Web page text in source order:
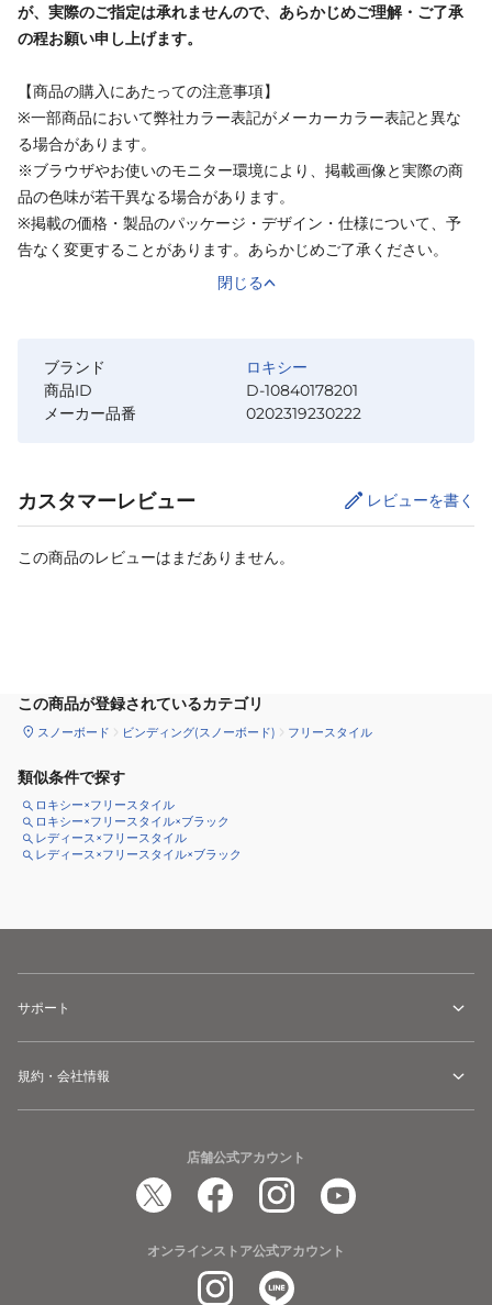
が、実際のご指定は承れませんので、あらかじめご理解・ご了承
の程お願い申し上げます。
【商品の購入にあたっての注意事項】
※一部商品において弊社カラー表記がメーカーカラー表記と異な
る場合があります。
※ブラウザやお使いのモニター環境により、掲載画像と実際の商
品の色味が若干異なる場合があります。
※掲載の価格・製品のパッケージ・デザイン・仕様について、予
告なく変更することがあります。あらかじめご了承ください。
閉じる
ブランド
ロキシー
商品ID
D-10840178201
メーカー品番
0202319230222
カスタマーレビュー レビューを書く
この商品のレビューはまだありません。
この商品が登録されているカテゴリ
スノーボード ビンディング(スノーボード) フリースタイル
類似条件で探す
ロキシー×フリースタイル
ロキシー×フリースタイル×ブラック
レディース×フリースタイル
レディース×フリースタイル×ブラック
サポート
規約・会社情報
店舗公式アカウント
オンラインストア公式アカウント